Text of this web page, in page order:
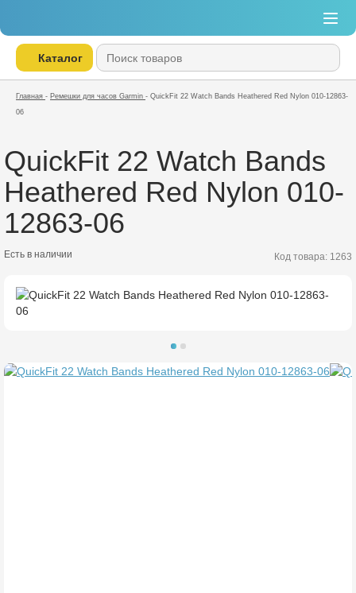
Каталог
Главная - Ремешки для часов Garmin - QuickFit 22 Watch Bands Heathered Red Nylon 010-12863-
06
QuickFit 22 Watch Bands
Heathered Red Nylon 010-
12863-06
Есть в наличии Код товара: 1263